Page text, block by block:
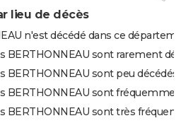
lieu de décès
n'est décédé dans ce
BERTHONNEAU sont rarement
sont peu décédés
BERTHONNEAU sont
BERTHONNEAU sont très